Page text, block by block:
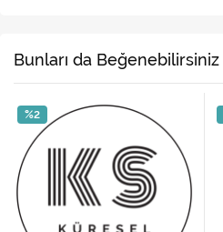
Bunları da Beğenebilirsiniz
%2